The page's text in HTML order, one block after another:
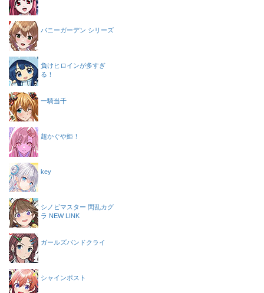
バニーガーデン シリーズ
負けヒロインが多すぎ
る！
一騎当千
超かぐや姫！
key
シノビマスター 閃乱カグ
ラ NEW LINK
ガールズバンドクライ
シャインポスト